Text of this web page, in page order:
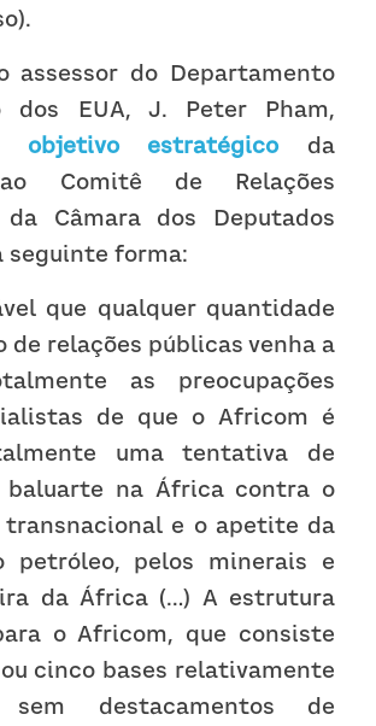
assessor do Departamento
estratégico da
Comitê de Relações
da Câmara dos Deputados
seguinte forma:
que qualquer quantidade
de relações públicas venha a
as preocupações
de que o Africom é
uma tentativa de
baluarte na África contra o
e o apetite da
petróleo, pelos minerais e
da África (…) A estrutura
o Africom, que consiste
cinco bases relativamente
sem destacamentos de